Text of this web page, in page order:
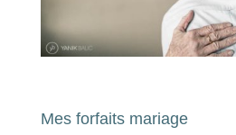
Mes forfaits mariage